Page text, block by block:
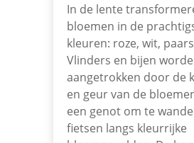
In de lente
bloemen in de
kleuren: roze, wit,
Vlinders en bijen
aangetrokken door de
en geur van de
een genot om te
fietsen langs kleurrijke